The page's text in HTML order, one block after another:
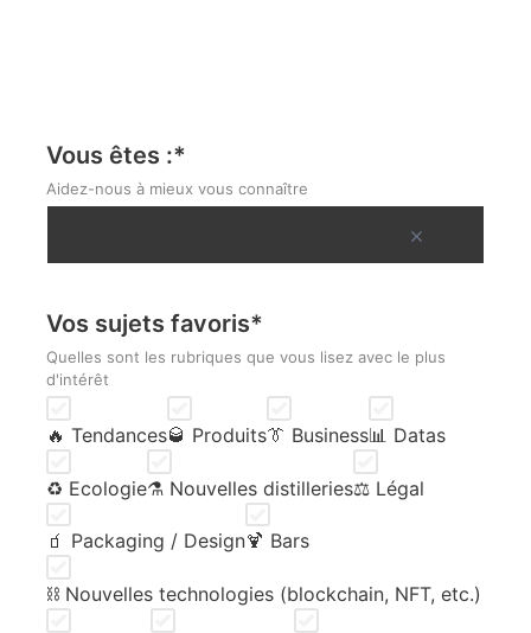
Vous êtes :*
Aidez-nous à mieux vous connaître
Vos sujets favoris*
Quelles sont les rubriques que vous lisez avec le plus
d'intérêt
🔥 Tendances🥃 Produits👔 Business📊 Datas
♻️ Ecologie⚗️ Nouvelles distilleries⚖️ Légal
🧃 Packaging / Design🍹 Bars
⛓️ Nouvelles technologies (blockchain, NFT, etc.)